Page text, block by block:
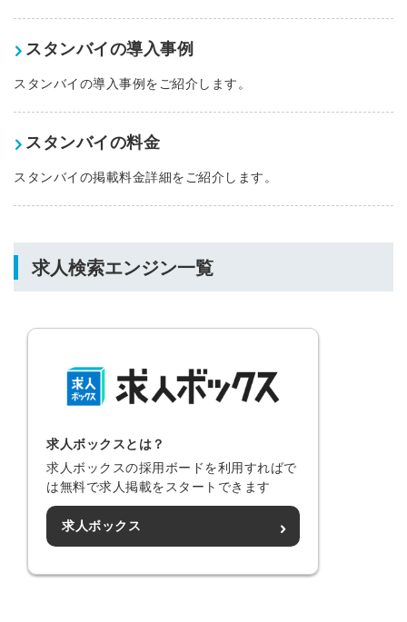
スタンバイの導入事例
スタンバイの導入事例をご紹介します。
スタンバイの料金
スタンバイの掲載料金詳細をご紹介します。
求人検索エンジン一覧
求人ボックスとは？
求人ボックスの採用ボードを利用すればで
は無料で求人掲載をスタートできます
求人ボックス